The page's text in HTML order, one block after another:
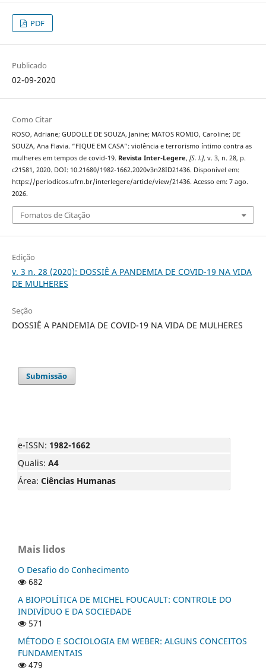
PDF
Publicado
02-09-2020
Como Citar
ROSO, Adriane; GUDOLLE DE SOUZA, Janine; MATOS ROMIO, Caroline; DE
SOUZA, Ana Flavia. “FIQUE EM CASA”: violência e terrorismo íntimo contra as
mulheres em tempos de covid-19. Revista Inter-Legere, [S. l.], v. 3, n. 28, p.
c21581, 2020. DOI: 10.21680/1982-1662.2020v3n28ID21436. Disponível em:
https://periodicos.ufrn.br/interlegere/article/view/21436. Acesso em: 7 ago.
2026.
Fomatos de Citação
Edição
v. 3 n. 28 (2020): DOSSIÊ A PANDEMIA DE COVID-19 NA VIDA
DE MULHERES
Seção
DOSSIÊ A PANDEMIA DE COVID-19 NA VIDA DE MULHERES
Submissão
e-ISSN: 1982-1662
Qualis: A4
Área: Ciências Humanas
Mais lidos
O Desafio do Conhecimento
682
A BIOPOLÍTICA DE MICHEL FOUCAULT: CONTROLE DO
INDIVÍDUO E DA SOCIEDADE
571
MÉTODO E SOCIOLOGIA EM WEBER: ALGUNS CONCEITOS
FUNDAMENTAIS
479